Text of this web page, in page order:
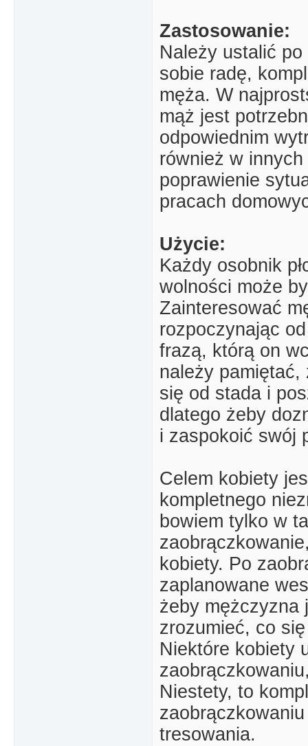
Zastosowanie:
Należy ustalić
sobie radę,
męża. W
mąż jest
odpowiednim
również w
poprawienie
pracach
Użycie:
Każdy osobnik
wolności może
Zainteresować
rozpoczynając
frazą, którą on
należy pamiętać,
się od stada i
dlatego żeby
i zaspokoić swój
Celem kobiety
kompletnego
bowiem tylko w
kobiety. Po
zaplanowane
żeby mężczyzna
zrozumieć, co się
Niektóre kobiety
Niestety, to
tresowania.